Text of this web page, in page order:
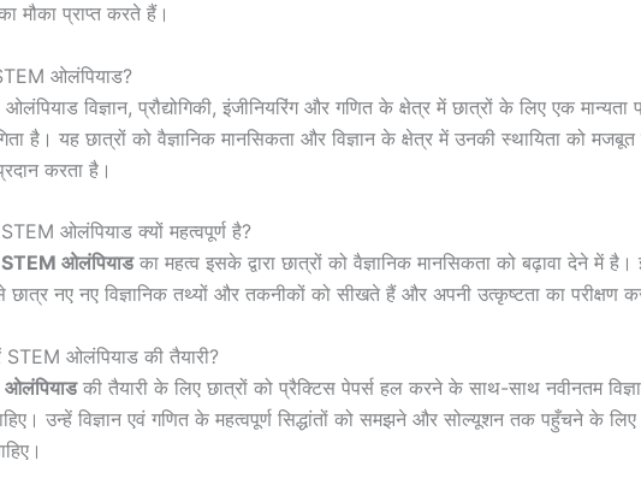
मौका प्राप्त करते हैं।
ओलंपियाड?
ओलंपियाड विज्ञान, प्रौद्योगिकी, इंजीनियरिंग और गणित के क्षेत्र में छात्रों के लिए एक मान्यता
है। यह छात्रों को वैज्ञानिक मानसिकता और विज्ञान के क्षेत्र में उनकी स्थायिता को
करता है।
ओलंपियाड क्यों महत्वपूर्ण है?
STEM ओलंपियाडका महत्व इसके द्वारा छात्रों को वैज्ञानिक मानसिकता को बढ़ावा देने में
छात्र नए नए विज्ञानिक तथ्यों और तकनीकों को सीखते हैं और अपनी उत्कृष्टता का परीक्षण
ओलंपियाड की तैयारी?
की तैयारी के लिए छात्रों को प्रैक्टिस पेपर्स हल करने के साथ-साथ नवीनतम
उन्हें विज्ञान एवं गणित के महत्वपूर्ण सिद्धांतों को समझने और सोल्यूशन तक पहुँचने के